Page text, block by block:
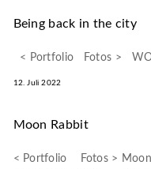
Being back in the city
< Portfolio Fotos >
12. Juli 2022
Moon Rabbit
< Portfolio Fotos >